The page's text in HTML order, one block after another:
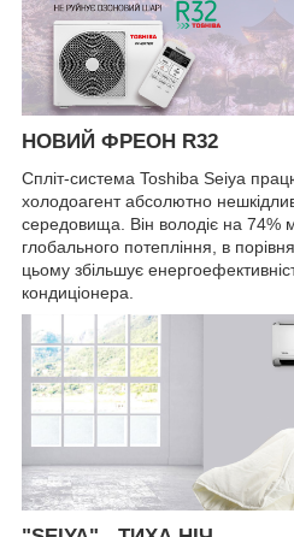
НОВИЙ ФРЕОН R32
Спліт-система Toshiba Seiya
холодоагент абсолютно
середовища. Він володіє на 74%
глобального потепління, в
цьому збільшує
кондиціонера.